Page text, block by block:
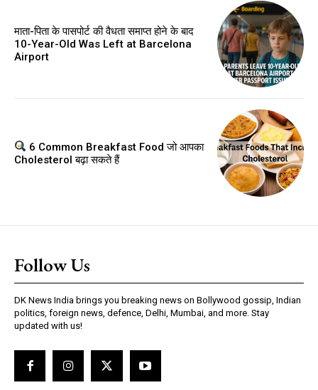
माता-पिता के पासपोर्ट की वैधता समाप्त होने के बाद
10-Year-Old Was Left at Barcelona
Airport
6 Common Breakfast Food जो आपका
Cholesterol बढ़ा सकते हैं
Follow Us
DK News India brings you breaking news on Bollywood gossip, Indian
politics, foreign news, defence, Delhi, Mumbai, and more. Stay
updated with us!